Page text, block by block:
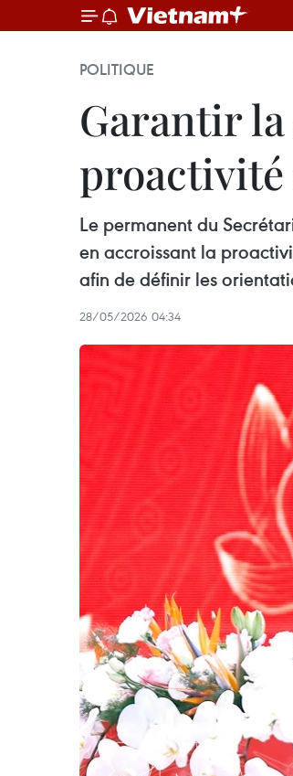
POLITIQUE
Garantir
proactivité
Le permanent du
en accroissant la
afin de définir les
28/05/2026 04:34